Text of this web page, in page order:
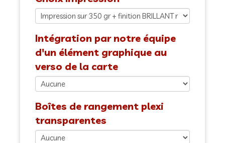
Intégration par notre équipe
d'un élément graphique au
verso de la carte
Boîtes de rangement plexi
transparentes